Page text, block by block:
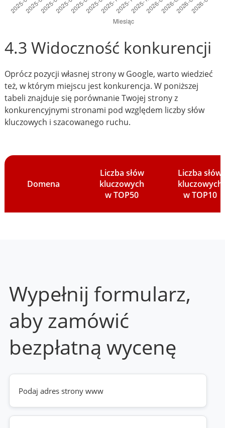
4.3 Widoczność konkurencji
Oprócz pozycji własnej strony w Google, warto wiedzieć
też, w którym miejscu jest konkurencja. W poniższej
tabeli znajduje się porównanie Twojej strony z
konkurencyjnymi stronami pod względem liczby słów
kluczowych i szacowanego ruchu.
Domena
Liczba słów
kluczowych
w TOP50
Liczba słów
kluczowych
w TOP10
Wypełnij formularz,
aby zamówić
bezpłatną wycenę
Twoja
strona
www
(wymagane)
Telefon